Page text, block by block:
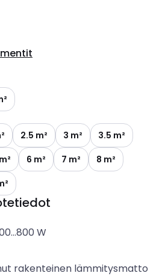
2.5 m² 3 m²
3.5 m²
6 m² 7 m²
8 m²
W
rakenteinen lämmitysmatto